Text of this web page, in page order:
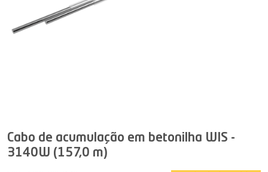
Cabo de acumulação em betonilha WIS -
3140W (157,0 m)